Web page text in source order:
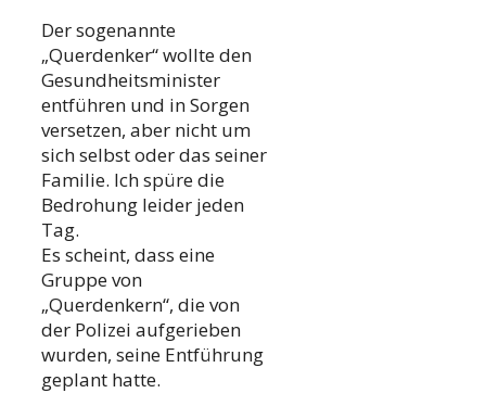
Der sogenannte
„Querdenker“ wollte den
Gesundheitsminister
entführen und in Sorgen
versetzen, aber nicht um
sich selbst oder das seiner
Familie. Ich spüre die
Bedrohung leider jeden
Tag.
Es scheint, dass eine
Gruppe von
„Querdenkern“, die von
der Polizei aufgerieben
wurden, seine Entführung
geplant hatte.